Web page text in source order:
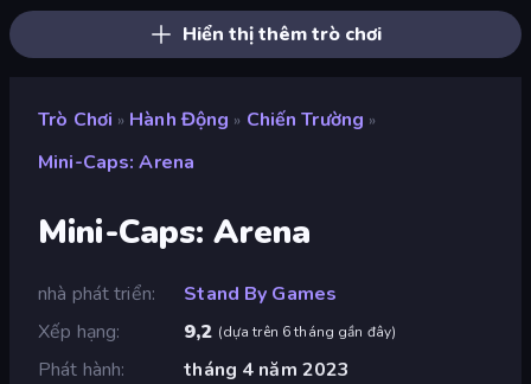
Hiển thị thêm trò chơi
Trò Chơi » Hành Động » Chiến Trường »
Mini-Caps: Arena
Mini-Caps: Arena
nhà phát triển
Stand By Games
Xếp hạng
9,2 (dựa trên 6 tháng gần đây)
Phát hành
tháng 4 năm 2023